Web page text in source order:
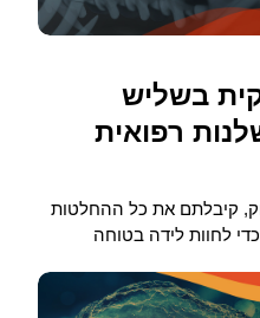
בשליש
רפואית
קיבלתם את כל ההחלטות
לחוות לידה בטוחה